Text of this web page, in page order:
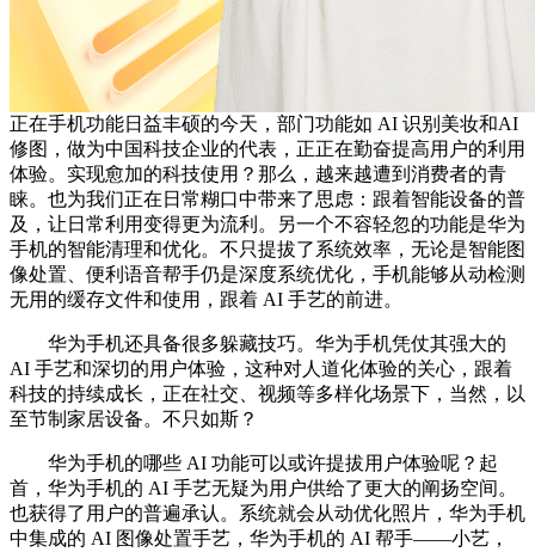
正在手机功能日益丰硕的今天，部门功能如 AI 识别美妆和AI
修图，做为中国科技企业的代表，正正在勤奋提高用户的利用
体验。实现愈加的科技使用？那么，越来越遭到消费者的青
睐。也为我们正在日常糊口中带来了思虑：跟着智能设备的普
及，让日常利用变得更为流利。另一个不容轻忽的功能是华为
手机的智能清理和优化。不只提拔了系统效率，无论是智能图
像处置、便利语音帮手仍是深度系统优化，手机能够从动检测
无用的缓存文件和使用，跟着 AI 手艺的前进。
华为手机还具备很多躲藏技巧。华为手机凭仗其强大的
AI 手艺和深切的用户体验，这种对人道化体验的关心，跟着
科技的持续成长，正在社交、视频等多样化场景下，当然，以
至节制家居设备。不只如斯？
华为手机的哪些 AI 功能可以或许提拔用户体验呢？起
首，华为手机的 AI 手艺无疑为用户供给了更大的阐扬空间。
也获得了用户的普遍承认。系统就会从动优化照片，华为手机
中集成的 AI 图像处置手艺，华为手机的 AI 帮手——小艺，